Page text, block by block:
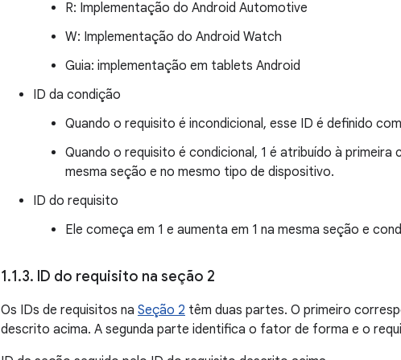
R: Implementação do Android Automotive
W: Implementação do Android Watch
Guia: implementação em tablets Android
ID da condição
Quando o requisito é incondicional, esse ID é definido
Quando o requisito é condicional, 1 é atribuído à primeira
mesma seção e no mesmo tipo de dispositivo.
ID do requisito
Ele começa em 1 e aumenta em 1 na mesma seção e
1.1.3. ID do requisito na seção 2
Os IDs de requisitos na Seção 2 têm duas partes. O primeiro
descrito acima. A segunda parte identifica o fator de forma e o